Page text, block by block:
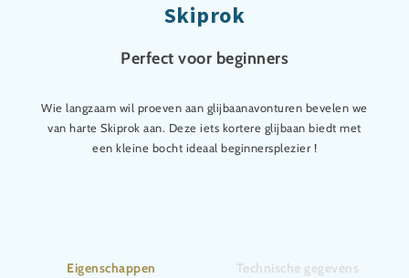
Skiprok
Perfect voor beginners
Wie langzaam wil proeven aan glijbaanavonturen bevelen we
van harte Skiprok aan. Deze iets kortere glijbaan biedt met
een kleine bocht ideaal beginnersplezier !
Eigenschappen Technische gegevens